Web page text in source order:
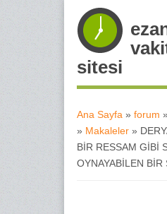
sitesi
Buradasınız
Ana Sayfa » forum »
» Makaleler »
BİR RESSAM GİBİ
OYNAYABİLEN BİR